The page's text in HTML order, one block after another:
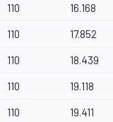
110 16.168
110 17.852
110 18.439
110 19.118
110 19.411